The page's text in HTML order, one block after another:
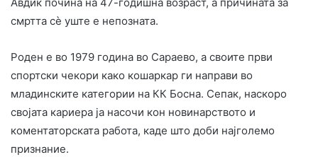
смртта сè уште е непозната.
Роден е во 1979 година во Сараево, а своите први
спортски чекори како кошаркар ги направи во
младинските категории на КК Босна. Сепак, наскоро
својата кариера ја насочи кон новинарството и
коментаторската работа, каде што доби најголемо
признание.